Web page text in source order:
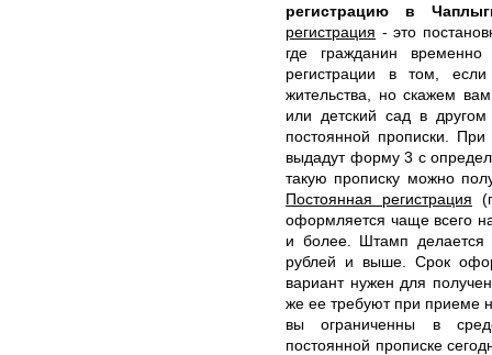
регистрацию в
регистрация - это
где гражданин временно
регистрации в том,
жительства, но скажем
или детский сад в
постоянной прописки.
выдадут форму 3 с
такую прописку можно
Постоянная регистрация
оформляется чаще всего
и более. Штамп
рублей и выше. Срок
вариант нужен для
же ее требуют при приеме
вы ограниченны в
постоянной прописке